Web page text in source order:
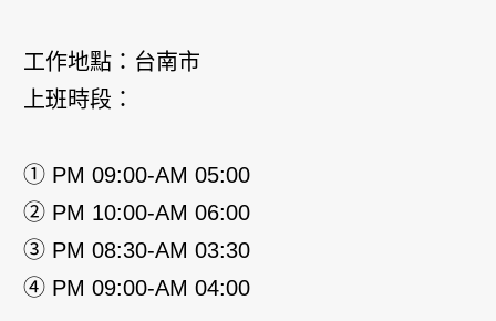
工作地點：台南市
上班時段：
① PM 09:00-AM 05:00
② PM 10:00-AM 06:00
③ PM 08:30-AM 03:30
④ PM 09:00-AM 04:00